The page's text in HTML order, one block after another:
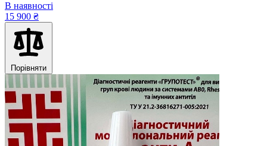
В наявності
15 900 ₴
Порівняти